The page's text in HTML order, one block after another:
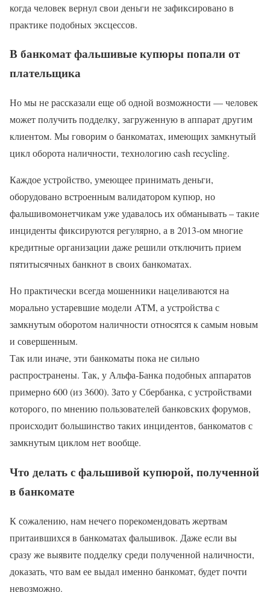
когда человек вернул свои деньги не зафиксировано в
практике подобных эксцессов.
В банкомат фальшивые купюры попали от
плательщика
Но мы не рассказали еще об одной возможности — человек
может получить подделку, загруженную в аппарат другим
клиентом. Мы говорим о банкоматах, имеющих замкнутый
цикл оборота наличности, технологию cash recycling.
Каждое устройство, умеющее принимать деньги,
оборудовано встроенным валидатором купюр, но
фальшивомонетчикам уже удавалось их обманывать – такие
инциденты фиксируются регулярно, а в 2013-ом многие
кредитные организации даже решили отключить прием
пятитысячных банкнот в своих банкоматах.
Но практически всегда мошенники нацеливаются на
морально устаревшие модели ATM, а устройства с
замкнутым оборотом наличности относятся к самым новым
и совершенным.
Так или иначе, эти банкоматы пока не сильно
распространены. Так, у Альфа-Банка подобных аппаратов
примерно 600 (из 3600). Зато у Сбербанка, с устройствами
которого, по мнению пользователей банковских форумов,
происходит большинство таких инцидентов, банкоматов с
замкнутым циклом нет вообще.
Что делать с фальшивой купюрой, полученной
в банкомате
К сожалению, нам нечего порекомендовать жертвам
притаившихся в банкоматах фальшивок. Даже если вы
сразу же выявите подделку среди полученной наличности,
доказать, что вам ее выдал именно банкомат, будет почти
невозможно.